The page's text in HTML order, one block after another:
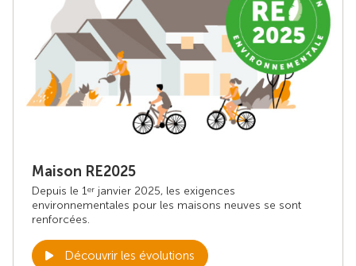
Maison RE2025
Depuis le 1er janvier 2025, les exigences
environnementales pour les maisons neuves se sont
renforcées.
Découvrir les évolutions